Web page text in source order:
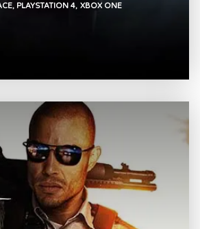
PLAYSTATION 4 XBOX ONE